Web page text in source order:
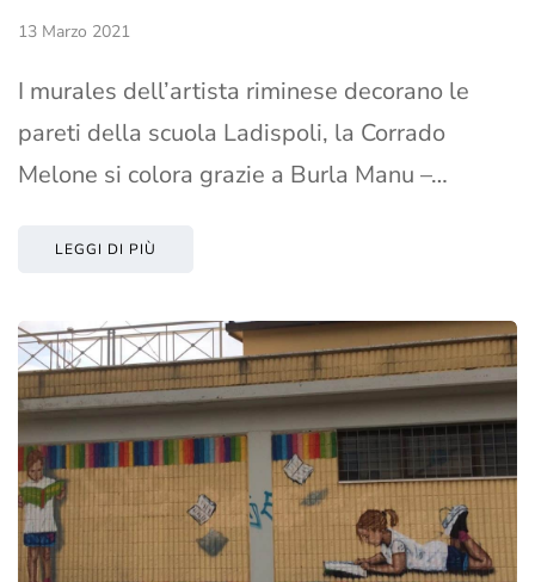
13 Marzo 2021
I murales dell’artista riminese decorano le
pareti della scuola Ladispoli, la Corrado
Melone si colora grazie a Burla Manu –…
LEGGI DI PIÙ